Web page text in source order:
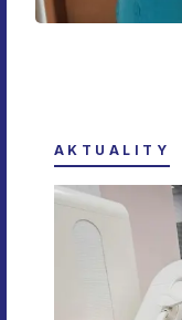
AKTUALITY